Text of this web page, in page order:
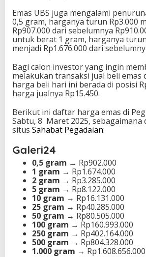
Emas UBS juga mengalami
0,5 gram, harganya turun Rp3.000
Rp907.000 dari sebelumnya
untuk berat 1 gram, harganya
menjadi Rp1.676.000 dari
Bagi calon investor yang ingin
melakukan transaksi jual beli emas
harga beli hari ini berada di posisi
harga jualnya Rp15.450.
Berikut ini daftar harga emas di
Sabtu, 8 Maret 2025, sebagaimana
situs Sahabat Pegadaian:
Galeri24
0,5 gram → Rp902.000
1 gram → Rp1.674.000
2 gram → Rp3.285.000
5 gram → Rp8.122.000
10 gram → Rp16.131.000
25 gram → Rp40.285.000
50 gram → Rp80.505.000
100 gram → Rp160.993.000
250 gram → Rp402.164.000
500 gram → Rp804.328.000
1.000 gram → Rp1.608.656.000